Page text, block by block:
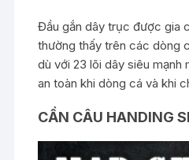
Đầu gắn dây trục được gia
thường thấy trên các dòng
dù với 23 lõi dây siêu mạnh
an toàn khi dòng cá và khi
CẦN CÂU HANDING